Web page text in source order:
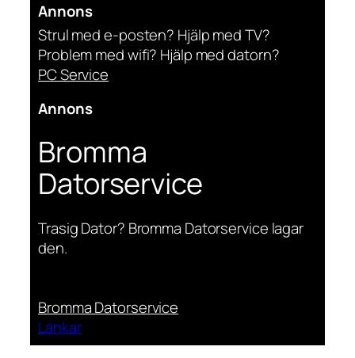
Annons
Strul med e-posten? Hjälp med TV?
Problem med wifi? Hjälp med datorn?
PC Service
Annons
Bromma
Datorservice
Trasig Dator? Bromma Datorservice lagar
den.
Bromma Datorservice
Länkar